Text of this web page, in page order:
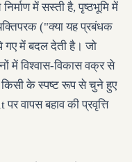
में सस्ती है, पृष्ठभूमि में
("क्या यह प्रबंधक
में बदल देती है। जो
में विश्वास-विकास वक्र से
के स्पष्ट रूप से चुने हुए
वापस बहाव की प्रवृत्ति